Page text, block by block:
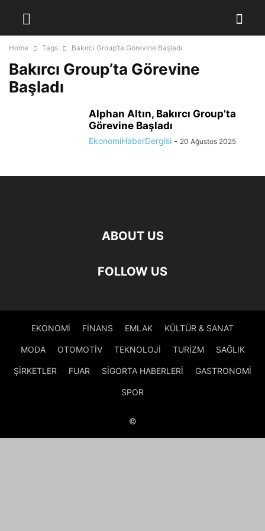
Home Tags Bakırcı Group’ta Görevine Başladı
Bakırcı Group’ta Görevine
Başladı
Alphan Altın, Bakırcı Group’ta
Görevine Başladı
EkonomiHaberDergisi - 20 Ağustos 2025
ABOUT US
FOLLOW US
EKONOMİ FİNANS EMLAK KÜLTÜR & SANAT
MODA OTOMOTİV TEKNOLOJİ TURİZM SAĞLIK
ŞİRKETLER FUAR SİGORTA HABERLERİ GASTRONOMİ
SPOR
©